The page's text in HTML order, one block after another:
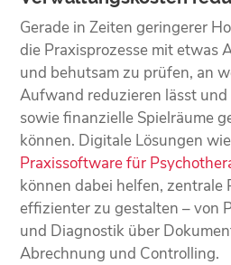
Gerade in Zeiten geringerer
die Praxisprozesse mit etwas
und behutsam zu prüfen, an
Aufwand reduzieren lässt
sowie finanzielle Spielräume
können. Digitale Lösungen
Praxissoftware für
können dabei helfen, zentrale
effizienter zu gestalten – von
und Diagnostik über
Abrechnung und Controlling.